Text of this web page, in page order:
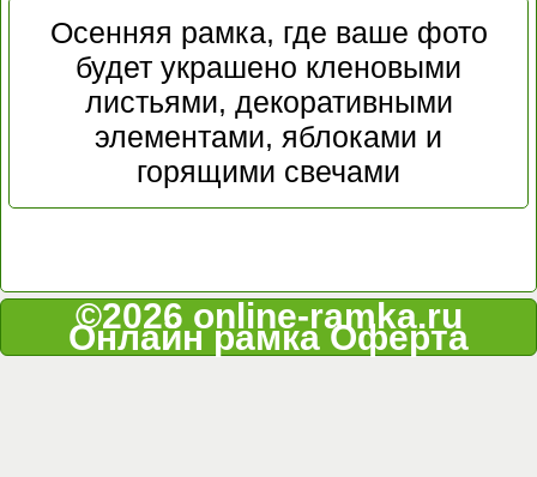
Осенняя рамка, где ваше фото
будет украшено кленовыми
листьями, декоративными
элементами, яблоками и
горящими свечами
©2026 online-ramka.ru
Онлайн рамкаОферта